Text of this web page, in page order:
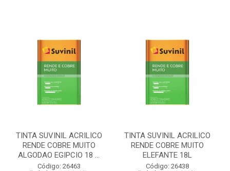
TINTA SUVINIL ACRILICO
RENDE COBRE MUITO
ALGODAO EGIPCIO 18 ...
Código: 26463
TINTA SUVINIL ACRILICO
RENDE COBRE MUITO
ELEFANTE 18L
Código: 26438